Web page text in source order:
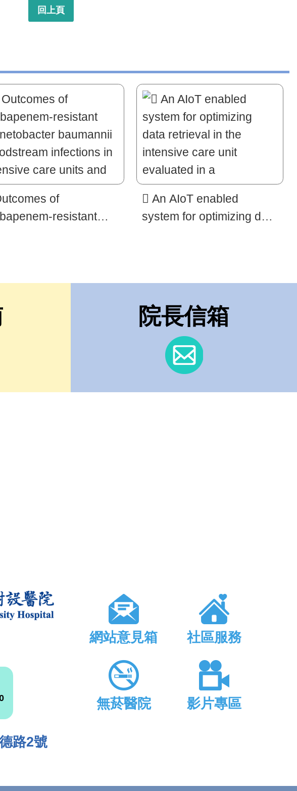
回上頁
of
resistant
effect of
antimicrobial
 An AIoT enabled
system for optimizing data
pilot trial
院長信箱
路2號
網站意見箱 社區服務
無菸醫院 影片專區